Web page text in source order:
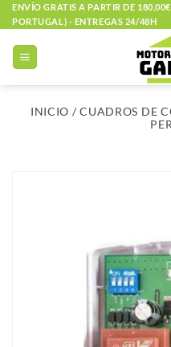
Saltar
al
contenido
ENVÍO GRATIS A PARTIR DE
PORTUGAL) - ENTREGAS 24/48H
INICIO / CUADROS DE